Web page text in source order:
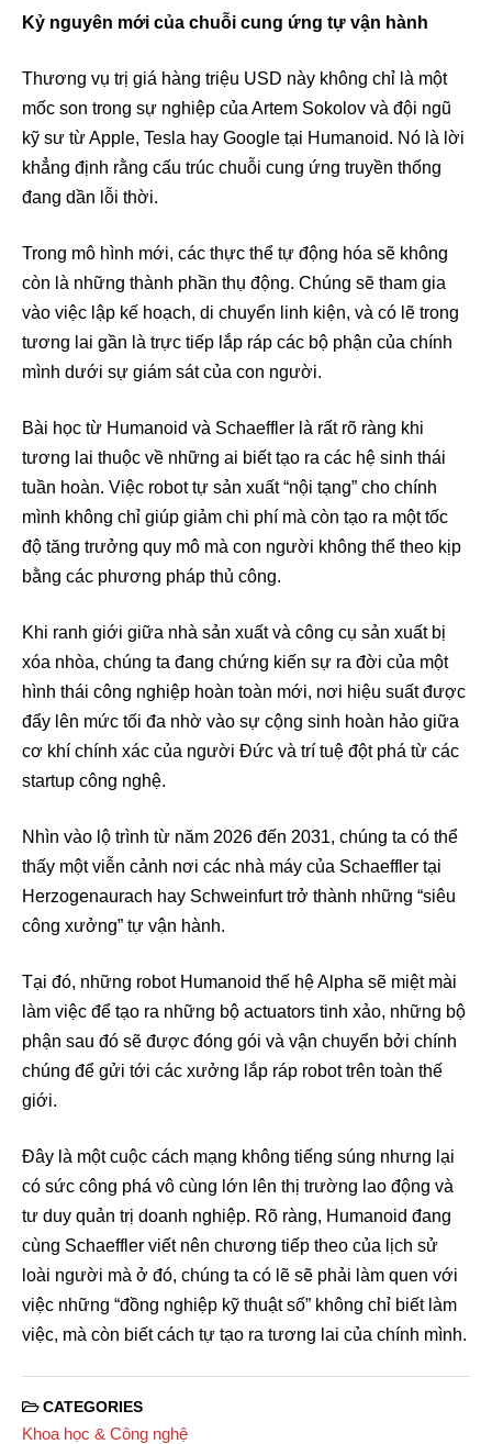
Kỷ nguyên mới của chuỗi cung ứng tự vận hành
Thương vụ trị giá hàng triệu USD này không chỉ là một
mốc son trong sự nghiệp của Artem Sokolov và đội ngũ
kỹ sư từ Apple, Tesla hay Google tại Humanoid. Nó là lời
khẳng định rằng cấu trúc chuỗi cung ứng truyền thống
đang dần lỗi thời.
Trong mô hình mới, các thực thể tự động hóa sẽ không
còn là những thành phần thụ động. Chúng sẽ tham gia
vào việc lập kế hoạch, di chuyển linh kiện, và có lẽ trong
tương lai gần là trực tiếp lắp ráp các bộ phận của chính
mình dưới sự giám sát của con người.
Bài học từ Humanoid và Schaeffler là rất rõ ràng khi
tương lai thuộc về những ai biết tạo ra các hệ sinh thái
tuần hoàn. Việc robot tự sản xuất “nội tạng” cho chính
mình không chỉ giúp giảm chi phí mà còn tạo ra một tốc
độ tăng trưởng quy mô mà con người không thể theo kịp
bằng các phương pháp thủ công.
Khi ranh giới giữa nhà sản xuất và công cụ sản xuất bị
xóa nhòa, chúng ta đang chứng kiến sự ra đời của một
hình thái công nghiệp hoàn toàn mới, nơi hiệu suất được
đẩy lên mức tối đa nhờ vào sự cộng sinh hoàn hảo giữa
cơ khí chính xác của người Đức và trí tuệ đột phá từ các
startup công nghệ.
Nhìn vào lộ trình từ năm 2026 đến 2031, chúng ta có thể
thấy một viễn cảnh nơi các nhà máy của Schaeffler tại
Herzogenaurach hay Schweinfurt trở thành những “siêu
công xưởng” tự vận hành.
Tại đó, những robot Humanoid thế hệ Alpha sẽ miệt mài
làm việc để tạo ra những bộ actuators tinh xảo, những bộ
phận sau đó sẽ được đóng gói và vận chuyển bởi chính
chúng để gửi tới các xưởng lắp ráp robot trên toàn thế
giới.
Đây là một cuộc cách mạng không tiếng súng nhưng lại
có sức công phá vô cùng lớn lên thị trường lao động và
tư duy quản trị doanh nghiệp. Rõ ràng, Humanoid đang
cùng Schaeffler viết nên chương tiếp theo của lịch sử
loài người mà ở đó, chúng ta có lẽ sẽ phải làm quen với
việc những “đồng nghiệp kỹ thuật số” không chỉ biết làm
việc, mà còn biết cách tự tạo ra tương lai của chính mình.
CATEGORIES
Khoa học & Công nghệ